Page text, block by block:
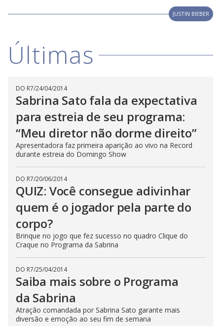
y
V
d
e
o
JUSTIN BIEBER
Últimas
DO R7/24/04/2014
Sabrina Sato fala da expectativa
para estreia de seu programa:
“Meu diretor não dorme direito”
Apresentadora faz primeira aparição ao vivo na Record
durante estreia do Domingo Show
DO R7/20/06/2014
QUIZ: Você consegue adivinhar
quem é o jogador pela parte do
corpo?
Brinque no jogo que fez sucesso no quadro Clique do
Craque no Programa da Sabrina
DO R7/25/04/2014
Saiba mais sobre o Programa
da Sabrina
Atração comandada por Sabrina Sato garante mais
diversão e emoção ao seu fim de semana